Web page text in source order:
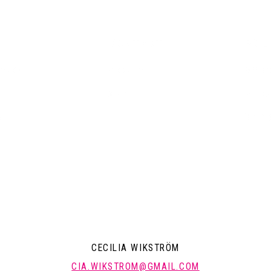
CECILIA WIKSTRÖM
CIA.WIKSTROM@GMAIL.COM